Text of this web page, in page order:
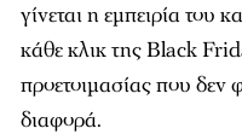
γίνεται η εμπειρία του
κάθε κλικ της Black
προετοιμασίας που δεν
διαφορά.